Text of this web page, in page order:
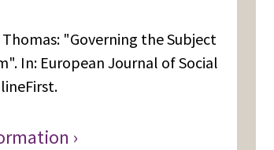
"Governing the Subject
In: European Journal of Social
›